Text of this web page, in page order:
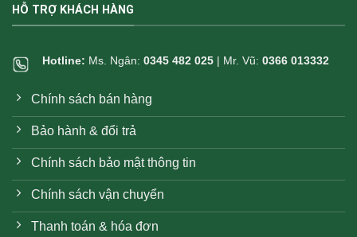
HỖ TRỢ KHÁCH HÀNG
Hotline: Ms. Ngân: 0345 482 025 | Mr. Vũ: 0366 013332
Chính sách bán hàng
Bảo hành & đổi trả
Chính sách bảo mật thông tin
Chính sách vận chuyển
Thanh toán & hóa đơn